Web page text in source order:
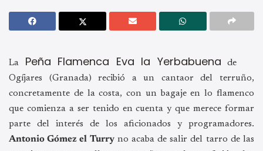
La Peña Flamenca Eva la Yerbabuena de
Ogíjares (Granada) recibió a un cantaor del terruño,
concretamente de la costa, con un bagaje en lo flamenco
que comienza a ser tenido en cuenta y que merece formar
parte del interés de los aficionados y programadores.
Antonio Gómez el Turryno acaba de salir del tarro de las